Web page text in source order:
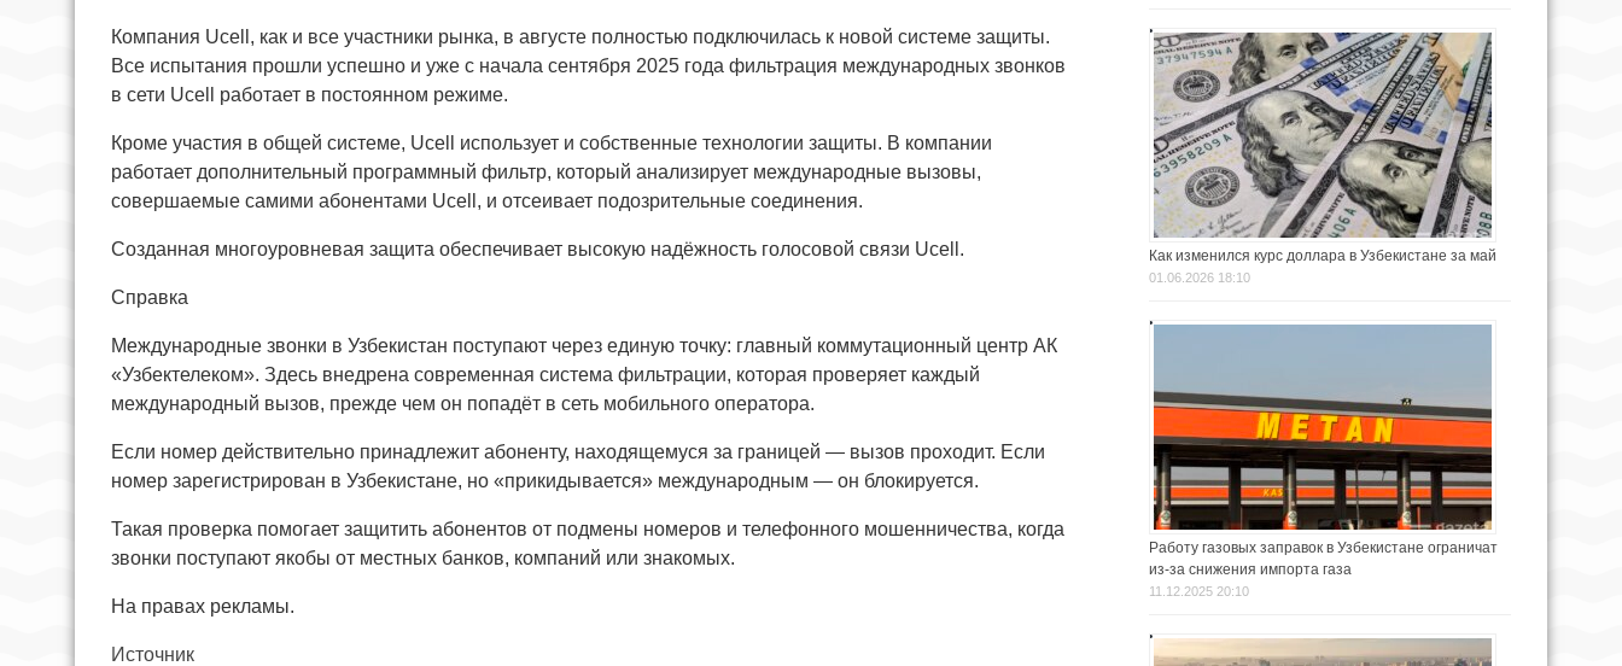
Компания Ucell, как и все участники рынка, в августе полностью подключилась к новой системе защиты.
Все испытания прошли успешно и уже с начала сентября 2025 года фильтрация международных звонков
в сети Ucell работает в постоянном режиме.
Кроме участия в общей системе, Ucell использует и собственные технологии защиты. В компании
работает дополнительный программный фильтр, который анализирует международные вызовы,
совершаемые самими абонентами Ucell, и отсеивает подозрительные соединения.
Созданная многоуровневая защита обеспечивает высокую надёжность голосовой связи Ucell.
Справка
Международные звонки в Узбекистан поступают через единую точку: главный коммутационный центр АК
«Узбектелеком». Здесь внедрена современная система фильтрации, которая проверяет каждый
международный вызов, прежде чем он попадёт в сеть мобильного оператора.
Если номер действительно принадлежит абоненту, находящемуся за границей — вызов проходит. Если
номер зарегистрирован в Узбекистане, но «прикидывается» международным — он блокируется.
Такая проверка помогает защитить абонентов от подмены номеров и телефонного мошенничества, когда
звонки поступают якобы от местных банков, компаний или знакомых.
На правах рекламы.
Источник
Как изменился курс доллара в Узбекистане за май
01.06.2026 18:10
Работу газовых заправок в Узбекистане ограничат
из-за снижения импорта газа
11.12.2025 20:10